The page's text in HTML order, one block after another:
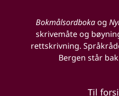
Bokmålsordbokaog
skrivemåte og
rettskrivning.
Bergen står
Til